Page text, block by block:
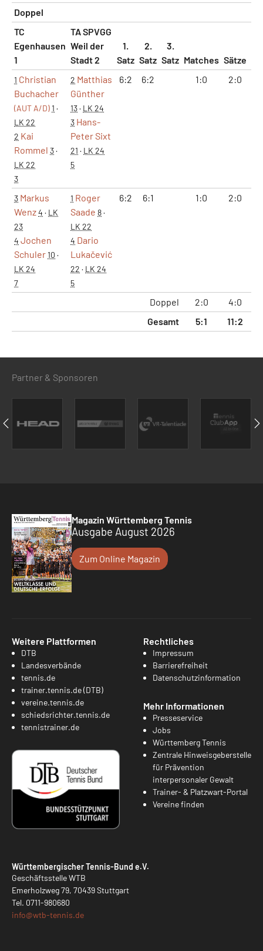
Doppel
TC
Egenhausen
1
TA SPVGG
Weil der
Stadt 2
1.
Satz
2.
Satz
3.
Satz Matches Sätze
1 Christian
Buchacher
(AUT A/D)1 ·
LK 22
2 Kai
Rommel 3·
LK 22
3
2 Matthias
Günther
13· LK 24
3 Hans-
Peter Sixt
21 · LK 24
5
6:2 6:2 1:0 2:0
3 Markus
Wenz4 · LK
23
4 Jochen
Schuler10 ·
LK 24
7
1 Roger
Saade 8·
LK 22
4 Dario
Lukačević
22 · LK 24
5
6:2 6:1 1:0 2:0
Doppel 2:0 4:0
Gesamt
5:1 11:2
Partner & Sponsoren
Magazin Württemberg Tennis
Ausgabe August 2026
Zum Online Magazin
Weitere Plattformen
DTB
Landesverbände
tennis.de
trainer.tennis.de (DTB)
vereine.tennis.de
schiedsrichter.tennis.de
tennistrainer.de
Rechtliches
Impressum
Barrierefreiheit
Datenschutzinformation
Mehr Informationen
Presseservice
Jobs
Württemberg Tennis
Zentrale Hinweisgeberstelle
für Prävention
interpersonaler Gewalt
Trainer- & Platzwart-Portal
Vereine finden
Württembergischer Tennis-Bund e.V.
Geschäftsstelle WTB
Emerholzweg 79, 70439 Stuttgart
Tel. 0711-980680
info@wtb-tennis.de